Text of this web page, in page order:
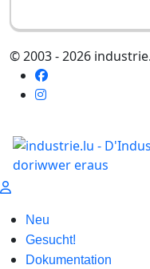
© 2003 - 2026
Neu
Gesucht!
Dokumentation